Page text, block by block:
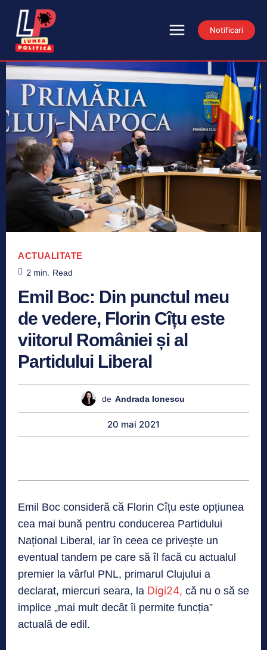
Notificari
ACTUALITATE
2 min. Read
Emil Boc: Din punctul meu
de vedere, Florin Cîțu este
viitorul României și al
Partidului Liberal
de Andrada Ionescu
20 mai 2021
Emil Boc consideră că Florin Cîțu este opțiunea
cea mai bună pentru conducerea Partidului
Național Liberal, iar în ceea ce privește un
eventual tandem pe care să îl facă cu actualul
premier la vârful PNL, primarul Clujului a
declarat, miercuri seara, la Digi24, că nu o să se
implice „mai mult decât îi permite funcția”
actuală de edil.